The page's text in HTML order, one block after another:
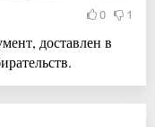
0 1
доставлен в